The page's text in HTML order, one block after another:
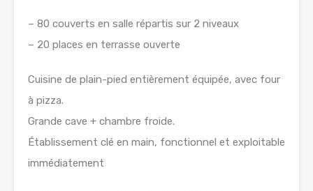
– 80 couverts en salle répartis sur 2 niveaux
– 20 places en terrasse ouverte
Cuisine de plain-pied entièrement équipée, avec four
à pizza.
Grande cave + chambre froide.
Établissement clé en main, fonctionnel et exploitable
immédiatement